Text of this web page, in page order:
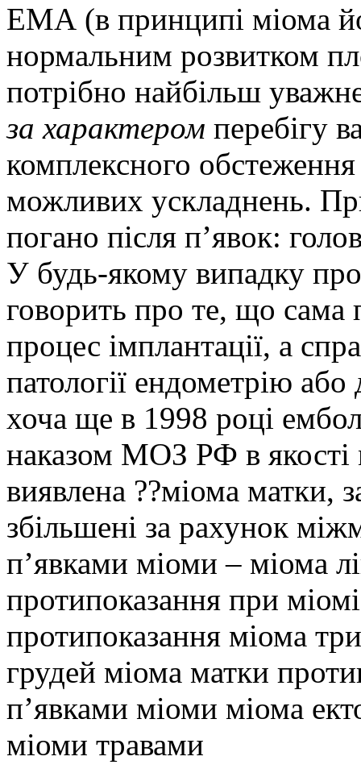
ЕМА (в принципі міома
нормальним розвитком
потрібно найбільш
за характером перебігу
комплексного
можливих ускладнень.
погано після п’явок:
У будь-якому випадку
говорить про те, що сама
процес імплантації, а
патології ендометрію
хоча ще в 1998 році
наказом МОЗ РФ в якості
виявлена ??міома матки,
збільшені за рахунок
п’явками міоми – міома
протипоказання при
протипоказання міома
грудей міома матки
п’явками міоми міома
міоми травами